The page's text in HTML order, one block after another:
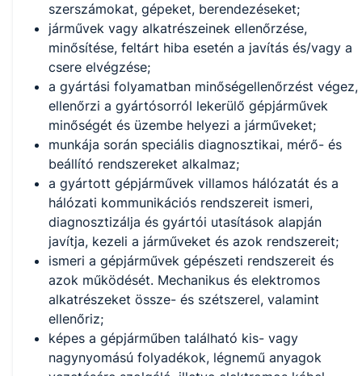
szerszámokat, gépeket, berendezéseket;
járművek vagy alkatrészeinek ellenőrzése,
minősítése, feltárt hiba esetén a javítás és/vagy a
csere elvégzése;
a gyártási folyamatban minőségellenőrzést végez,
ellenőrzi a gyártósorról lekerülő gépjárművek
minőségét és üzembe helyezi a járműveket;
munkája során speciális diagnosztikai, mérő- és
beállító rendszereket alkalmaz;
a gyártott gépjárművek villamos hálózatát és a
hálózati kommunikációs rendszereit ismeri,
diagnosztizálja és gyártói utasítások alapján
javítja, kezeli a járműveket és azok rendszereit;
ismeri a gépjárművek gépészeti rendszereit és
azok működését. Mechanikus és elektromos
alkatrészeket össze- és szétszerel, valamint
ellenőriz;
képes a gépjárműben található kis- vagy
nagynyomású folyadékok, légnemű anyagok